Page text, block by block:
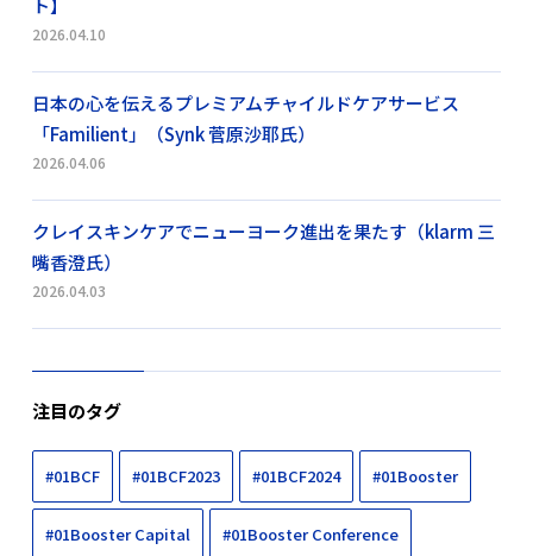
2026.04.10
日本の心を伝えるプレミアムチャイルドケアサービス
「Familient」（Synk 菅原沙耶氏）
2026.04.06
クレイスキンケアでニューヨーク進出を果たす（klarm 三
嘴香澄氏）
2026.04.03
注目のタグ
#01BCF #01BCF2023 #01BCF2024 #01Booster
#01Booster Capital #01Booster Conference